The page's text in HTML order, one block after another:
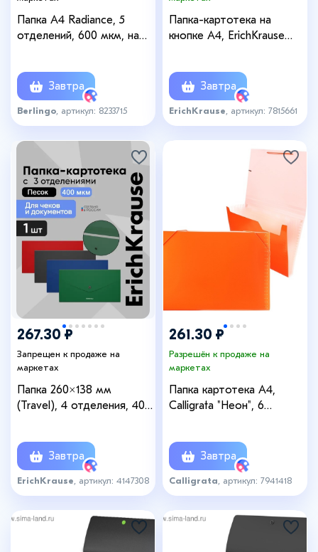
Папка А4 Radiance, 5
отделений, 600 мкм, на
Завтра
Berlingo , артикул: 8233715
Папка-картотека на
кнопке А4, ErichKrause
пластиковая, микс
Завтра
ErichKrause , артикул: 7815661
267.30 ₽
Запрещен к продаже на
маркетах
Папка 260×138 мм
(Travel), 4 отделения, 400
тиснение «песок», микс
Завтра
ErichKrause , артикул: 4147308
261.30 ₽
Разрешён к продаже на
маркетах
Папка картотека А4,
Calligrata "Неон", 6
резинка в цвет
Завтра
Calligrata , артикул: 7941418